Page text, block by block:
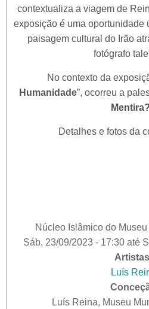
contextualiza a viagem de
exposição é uma oportunidade
paisagem cultural do Irão
fotógrafo
No contexto da
Humanidade”, ocorreu a
Mentira?
Detalhes e fotos da
Núcleo Islâmico do
Sáb, 23/09/2023 - 17:30 até
Luís
Luís Reina, Museu